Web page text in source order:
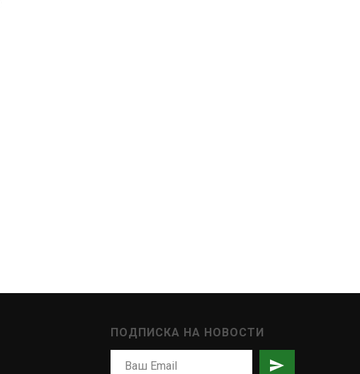
ПОДПИСКА НА НОВОСТИ